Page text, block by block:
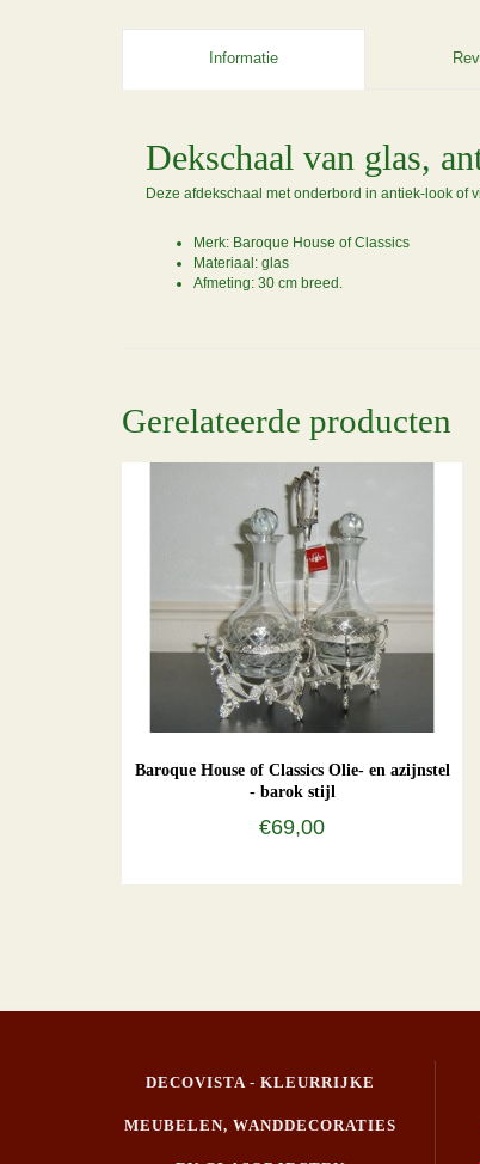
Informatie
Dekschaal van glas,
Deze afdekschaal met onderbord in antiek-look
Merk: Baroque House of Classics
Materiaal: glas
Afmeting: 30 cm breed.
Gerelateerde producten
Baroque House of Classics Olie- en azijnstel
- barok stijl
€69,00
DECOVISTA - KLEURRIJKE
MEUBELEN, WANDDECORATIES